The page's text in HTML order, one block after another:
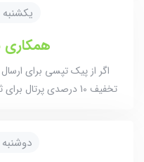
یکشنبه - ۲۲
همکاری
اگر از پیک تپسی برای ارسال
تخفیف 10 درصدی پرتال برای ثبت پیک موتوری تپسی استفاده کنید.
دوشنبه - ۱۶ مهر